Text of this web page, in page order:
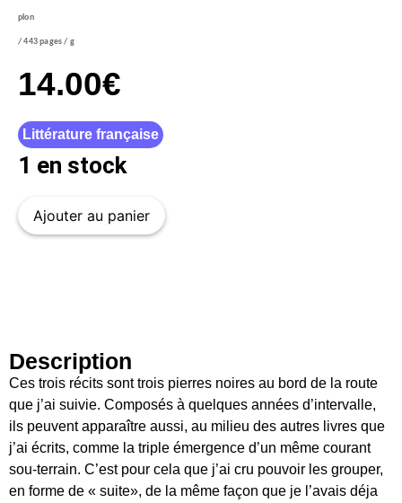
plon
/ 443 pages / g
14.00€
Littérature française
1 en stock
Ajouter au panier
Description
Ces trois récits sont trois pierres noires au bord de la route
que j’ai suivie. Composés à quelques années d’intervalle,
ils peuvent apparaître aussi, au milieu des autres livres que
j’ai écrits, comme la triple émergence d’un même courant
sou-terrain. C’est pour cela que j’ai cru pouvoir les grouper,
en forme de « suite», de la même façon que je l’avais déja